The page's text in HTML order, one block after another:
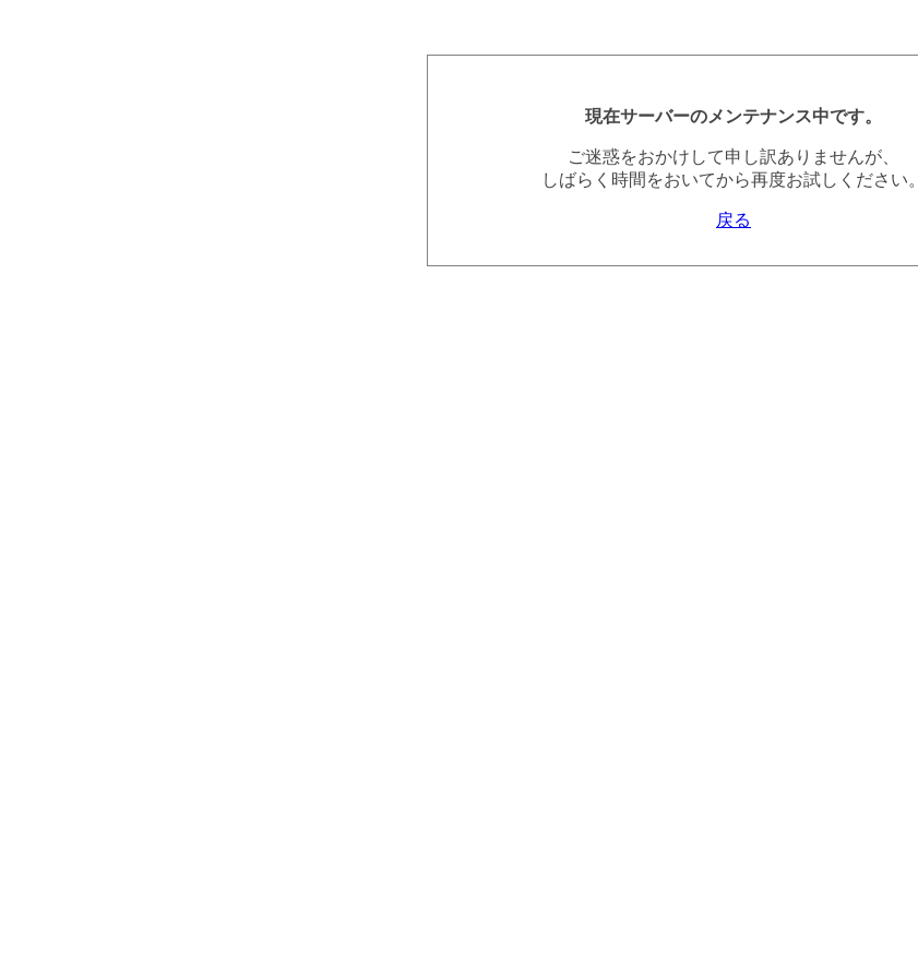
現在サーバーのメンテナンス中です。
ご迷惑をおかけして申し訳ありませんが、
しばらく時間をおいてから再度お試しください。
戻る